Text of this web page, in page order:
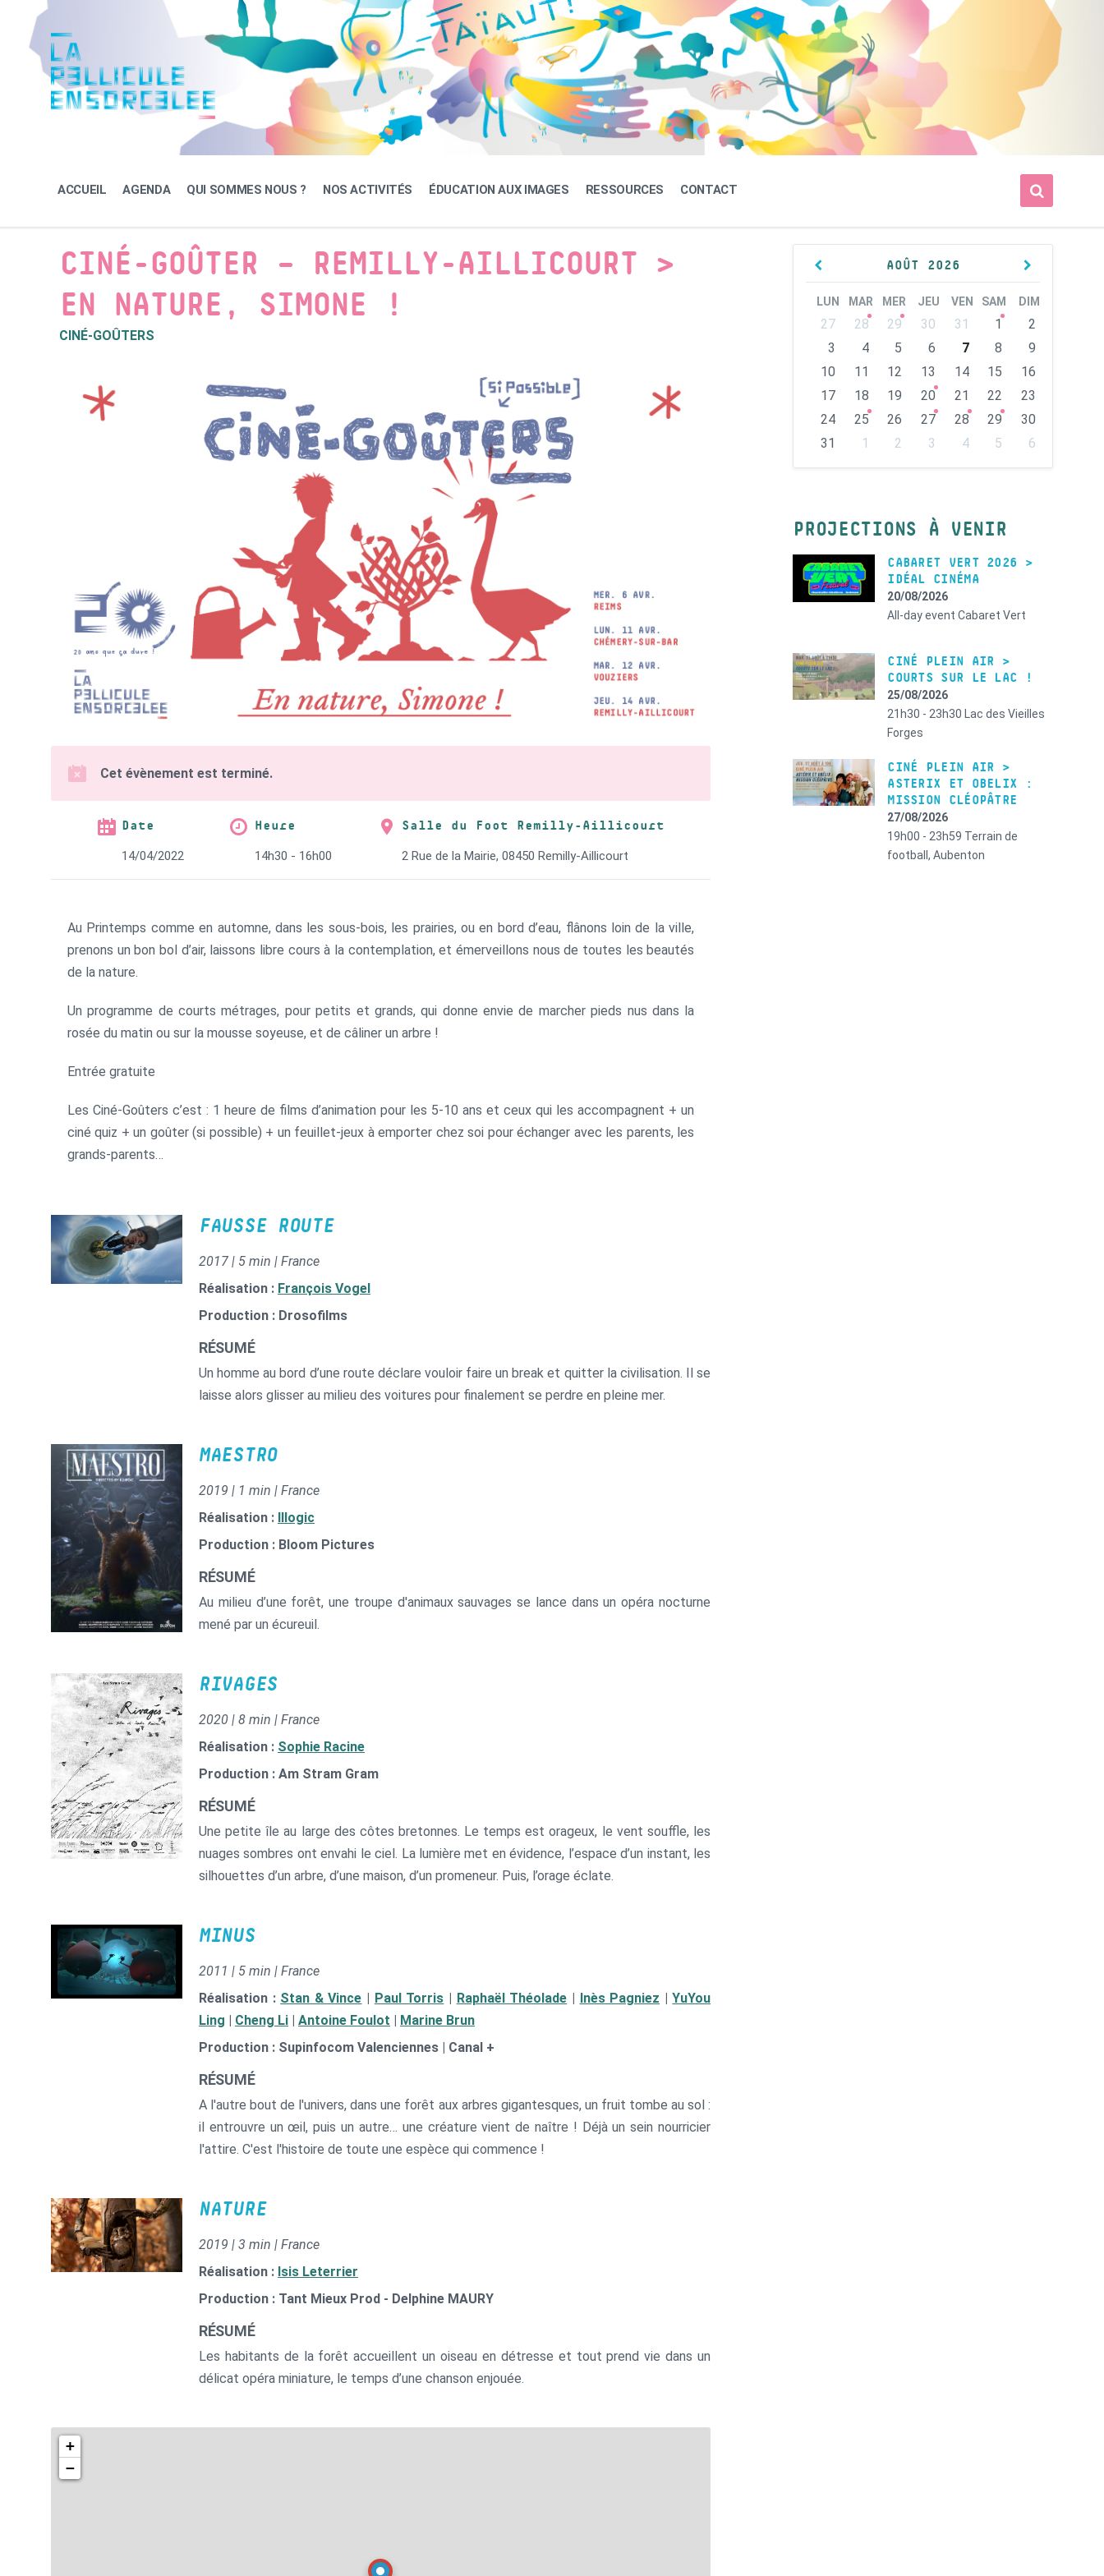
content
navigation
footer
ACCUEIL AGENDA QUI SOMMES NOUS ? NOS ACTIVITÉS ÉDUCATION AUX IMAGES RESSOURCES CONTACT
CINÉ-GOÛTER – REMILLY-AILLICOURT >
EN NATURE, SIMONE !
CINÉ-GOÛTERS
Cet évènement est terminé.
Date
14/04/2022
Heure
14h30 - 16h00
Salle du Foot Remilly-Aillicourt
2 Rue de la Mairie, 08450 Remilly-Aillicourt
Au Printemps comme en automne, dans les sous-bois, les prairies, ou en bord d’eau, flânons loin de la ville,
prenons un bon bol d’air, laissons libre cours à la contemplation, et émerveillons nous de toutes les beautés
de la nature.
Un programme de courts métrages, pour petits et grands, qui donne envie de marcher pieds nus dans la
rosée du matin ou sur la mousse soyeuse, et de câliner un arbre !
Entrée gratuite
Les Ciné-Goûters c’est : 1 heure de films d’animation pour les 5-10 ans et ceux qui les accompagnent + un
ciné quiz + un goûter (si possible) + un feuillet-jeux à emporter chez soi pour échanger avec les parents, les
grands-parents…
FAUSSE ROUTE
2017 | 5 min | France
Réalisation : François Vogel
Production : Drosofilms
RÉSUMÉ
Un homme au bord d’une route déclare vouloir faire un break et quitter la civilisation. Il se
laisse alors glisser au milieu des voitures pour finalement se perdre en pleine mer.
MAESTRO
2019 | 1 min | France
Réalisation : Illogic
Production : Bloom Pictures
RÉSUMÉ
Au milieu d’une forêt, une troupe d'animaux sauvages se lance dans un opéra nocturne
mené par un écureuil.
RIVAGES
2020 | 8 min | France
Réalisation : Sophie Racine
Production : Am Stram Gram
RÉSUMÉ
Une petite île au large des côtes bretonnes. Le temps est orageux, le vent souffle, les
nuages sombres ont envahi le ciel. La lumière met en évidence, l’espace d’un instant, les
silhouettes d’un arbre, d’une maison, d’un promeneur. Puis, l’orage éclate.
MINUS
2011 | 5 min | France
Réalisation : Stan & Vince | Paul Torris | Raphaël Théolade | Inès Pagniez |YuYou
Ling | Cheng Li | Antoine Foulot | Marine Brun
Production : Supinfocom Valenciennes | Canal +
RÉSUMÉ
A l'autre bout de l'univers, dans une forêt aux arbres gigantesques, un fruit tombe au sol :
il entrouvre un œil, puis un autre… une créature vient de naître ! Déjà un sein nourricier
l'attire. C'est l'histoire de toute une espèce qui commence !
NATURE
2019 | 3 min | France
Réalisation : Isis Leterrier
Production : Tant Mieux Prod - Delphine MAURY
RÉSUMÉ
Les habitants de la forêt accueillent un oiseau en détresse et tout prend vie dans un
délicat opéra miniature, le temps d’une chanson enjouée.
+
−
AOÛT 2026
Previous
Next
LUN MAR MER JEU VEN SAM DIM
Skip
calendar
days
27 28 29 30 31 1
2
3
4 5 6 7 8
9
10
11 12 13 14 15
16
17
18 19 20 21 22
23
24
25 26 27 28 29
30
31
1 2 3 4 5
6
PROJECTIONS À VENIR
CABARET VERT 2026 >
IDÉAL CINÉMA
20/08/2026
All-day eventCabaret Vert
CINÉ PLEIN AIR >
COURTS SUR LE LAC !
25/08/2026
21h30 - 23h30 Lac des Vieilles
Forges
CINÉ PLEIN AIR >
ASTERIX ET OBELIX :
MISSION CLÉOPÂTRE
27/08/2026
19h00 - 23h59 Terrain de
football, Aubenton